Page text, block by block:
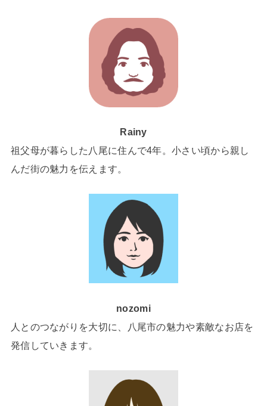
Rainy
祖父母が暮らした八尾に住んで4年。小さい頃から親し
んだ街の魅力を伝えます。
nozomi
人とのつながりを大切に、八尾市の魅力や素敵なお店を
発信していきます。